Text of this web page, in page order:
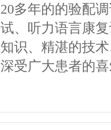
20多年的的验配
试、听力语言康
知识、精湛的技
深受广大患者的